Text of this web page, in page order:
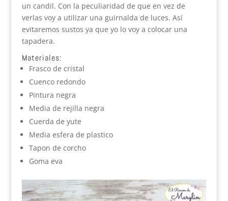
un candil. Con la peculiaridad de que en vez de
verlas voy a utilizar una guirnalda de luces. Así
evitaremos sustos ya que yo lo voy a colocar una
tapadera.
Materiales:
Frasco de cristal
Cuenco redondo
Pintura negra
Media de rejilla negra
Cuerda de yute
Media esfera de plastico
Tapon de corcho
Goma eva